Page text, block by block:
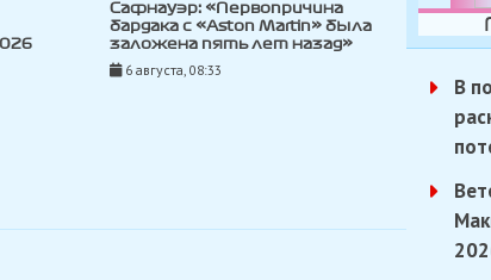
Сафнауэр: «Первопричина
бардака с «Aston Martin» была
заложена пять лет назад»
6 августа, 08:33
В